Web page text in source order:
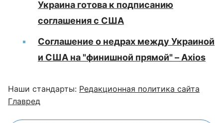
Украина готова к подписанию
соглашения с США
Соглашение о недрах между Украиной
и США на "финишной прямой" – Axios
Наши стандарты: Редакционная политика сайта
Главред